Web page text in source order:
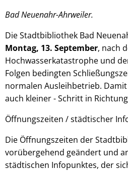
Bad Neuenahr-Ahrweiler.
Die Stadtbibliothek Bad
Montag, 13. September, nach
Hochwasserkatastrophe und
Folgen bedingten
normalen Ausleihbetrieb.
auch kleiner - Schritt in
Öffnungszeiten / städtischer
Die Öffnungszeiten der
vorübergehend geändert und
städtischen Infopunktes, der